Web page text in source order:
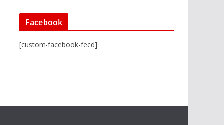
Facebook
[custom-facebook-feed]